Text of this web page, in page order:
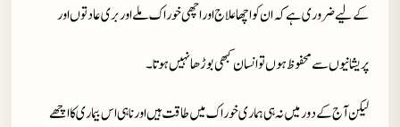
کے لیے ضروری ہے کہ ان کو اچھا علاج اور اچھی خوراک ملے اور بری عادتوں اور
پریشانیوں سے محفوظ ہوں تو انسان کبھی بوڑھا نہیں ہوتا۔
لیکن آج کے دور میں نہ ہی ہماری خوراک میں طاقت ہیں اور نا ہی اس بیماری کا اچھے